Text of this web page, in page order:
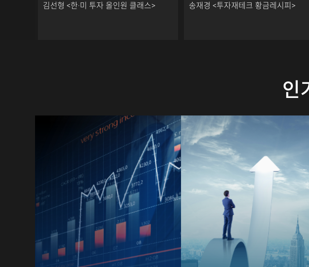
김선형 <한·미 투자 올인원 클래스> 송재경 <투자재테크 황금레시피>
인